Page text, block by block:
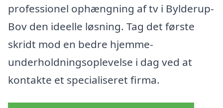
professionel ophængning af tv i Bylderup-
Bov den ideelle løsning. Tag det første
skridt mod en bedre hjemme-
underholdningsoplevelse i dag ved at
kontakte et specialiseret firma.